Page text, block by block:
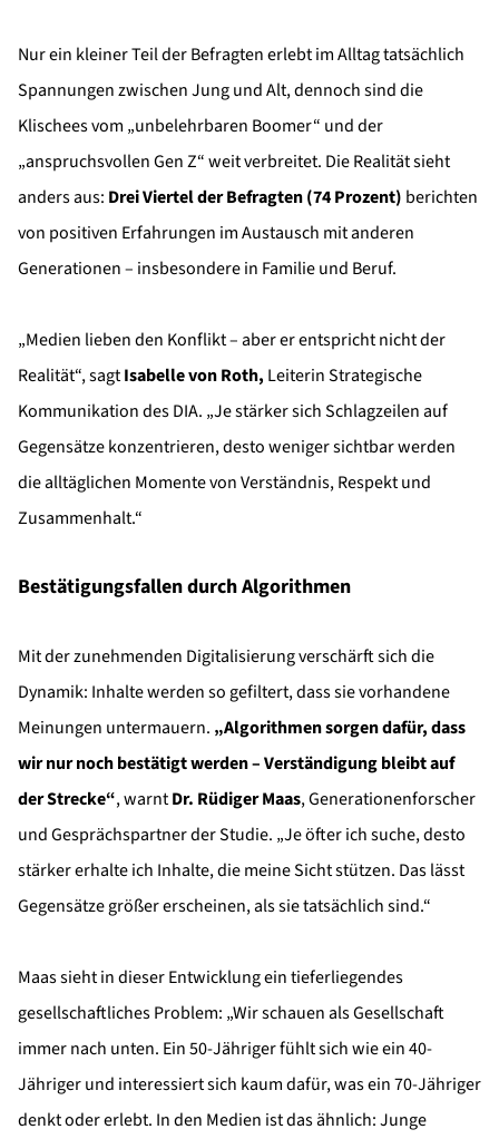
Nur ein kleiner Teil der Befragten erlebt im Alltag tatsächlich
Spannungen zwischen Jung und Alt, dennoch sind die
Klischees vom „unbelehrbaren Boomer“ und der
„anspruchsvollen Gen Z“ weit verbreitet. Die Realität sieht
anders aus: Drei Viertel der Befragten (74 Prozent) berichten
von positiven Erfahrungen im Austausch mit anderen
Generationen – insbesondere in Familie und Beruf.
„Medien lieben den Konflikt – aber er entspricht nicht der
Realität“, sagtIsabelle von Roth, Leiterin Strategische
Kommunikation des DIA. „Je stärker sich Schlagzeilen auf
Gegensätze konzentrieren, desto weniger sichtbar werden
die alltäglichen Momente von Verständnis, Respekt und
Zusammenhalt.“
Bestätigungsfallen durch Algorithmen
Mit der zunehmenden Digitalisierung verschärft sich die
Dynamik: Inhalte werden so gefiltert, dass sie vorhandene
Meinungen untermauern. „Algorithmen sorgen dafür, dass
wir nur noch bestätigt werden – Verständigung bleibt auf
der Strecke“, warntDr. Rüdiger Maas, Generationenforscher
und Gesprächspartner der Studie. „Je öfter ich suche, desto
stärker erhalte ich Inhalte, die meine Sicht stützen. Das lässt
Gegensätze größer erscheinen, als sie tatsächlich sind.“
Maas sieht in dieser Entwicklung ein tieferliegendes
gesellschaftliches Problem: „Wir schauen als Gesellschaft
immer nach unten. Ein 50-Jähriger fühlt sich wie ein 40-
Jähriger und interessiert sich kaum dafür, was ein 70-Jähriger
denkt oder erlebt. In den Medien ist das ähnlich: Junge